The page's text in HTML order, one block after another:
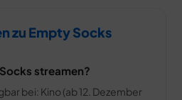
zu Empty Socks
streamen?
bei: Kino (ab 12. Dezember